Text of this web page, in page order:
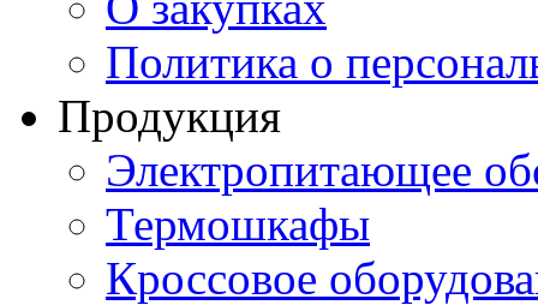
Политика о
Продукция
Электропитающее
Термошкафы
Кроссовое